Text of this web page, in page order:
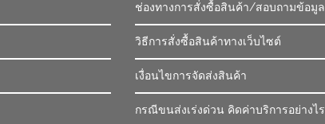
ช่องทางการสั่งซื้อสินค้า/สอบถามข้อมูล
วิธีการสั่งซื้อสินค้าทางเว็บไซต์
เงื่อนไขการจัดส่งสินค้า
กรณีขนส่งเร่งด่วน คิดค่าบริการอย่างไร